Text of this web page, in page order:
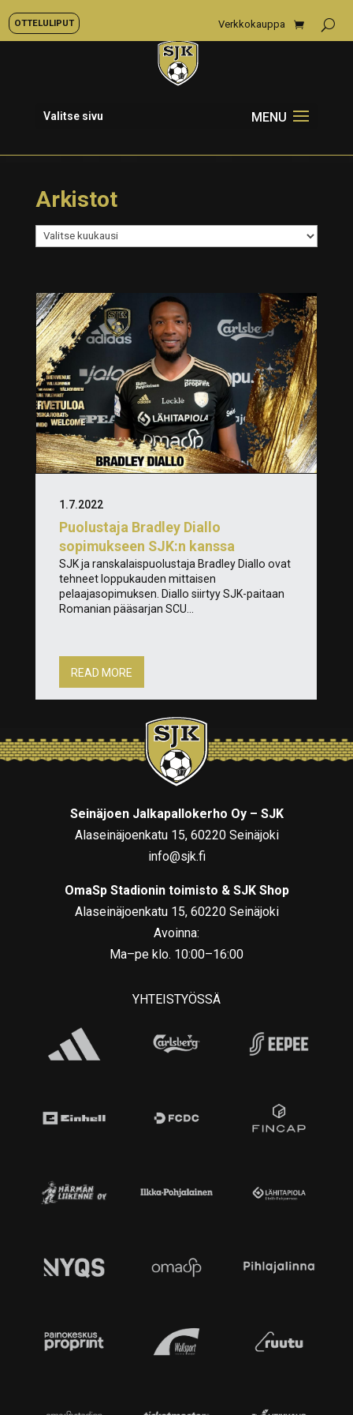
OTTELULIPUT Verkkokauppa
Valitse sivu
Arkistot
Arkistot
Puolustaja Bradley Diallo
sopimukseen SJK:n kanssa
1.7.2022
SJK ja ranskalaispuolustaja Bradley Diallo ovat
tehneet loppukauden mittaisen
pelaajasopimuksen. Diallo siirtyy SJK-paitaan
Romanian pääsarjan SCU...
READ MORE
Seinäjoen Jalkapallokerho Oy – SJK
Alaseinäjoenkatu 15, 60220 Seinäjoki
info@sjk.fi
OmaSp Stadionin toimisto & SJK Shop
Alaseinäjoenkatu 15, 60220 Seinäjoki
Avoinna:
Ma–pe klo. 10:00–16:00
YHTEISTYÖSSÄ